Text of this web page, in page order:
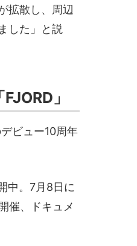
拡散し、周辺
した」と説
」
ビュー10周年
中。7月8日に
催、ドキュメ